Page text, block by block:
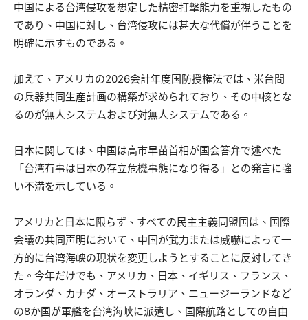
中国による台湾侵攻を想定した精密打撃能力を重視したもの
であり、中国に対し、台湾侵攻には甚大な代償が伴うことを
明確に示すものである。
加えて、アメリカの2026会計年度国防授権法では、米台間
の兵器共同生産計画の構築が求められており、その中核とな
るのが無人システムおよび対無人システムである。
日本に関しては、中国は高市早苗首相が国会答弁で述べた
「台湾有事は日本の存立危機事態になり得る」との発言に強
い不満を示している。
アメリカと日本に限らず、すべての民主主義同盟国は、国際
会議の共同声明において、中国が武力または威嚇によって一
方的に台湾海峡の現状を変更しようとすることに反対してき
た。今年だけでも、アメリカ、日本、イギリス、フランス、
オランダ、カナダ、オーストラリア、ニュージーランドなど
の8か国が軍艦を台湾海峡に派遣し、国際航路としての自由